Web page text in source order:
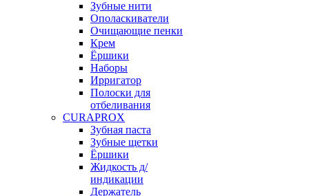
Зубные нити
Ополаскиватели
Очищающие пенки
Крем
Ёршики
Наборы
Ирригатор
Полоски для
отбеливания
CURAPROX
Зубная паста
Зубные щетки
Ёршики
Жидкость д/
индикации
Держатель